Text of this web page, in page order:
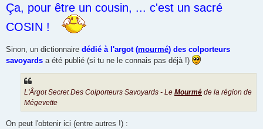
s
s
g
e
Ça, pour être un cousin, ... c'est un sacré
COSIN !
Sinon, un dictionnaire dédié à l'argot (mourmé) des colporteurs
savoyards a été publié (si tu ne le connais pas déjà !)
L'Ârgot Secret Des Colporteurs Savoyards - Le Mourmé de la région de
Mégevette
On peut l'obtenir ici (entre autres !) :